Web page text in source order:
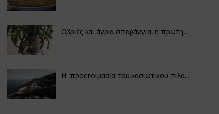
Οβριές και άγρια σπαράγγια, η πρώτη...
Η προετοιμασία του κασιώτικου πιλα...